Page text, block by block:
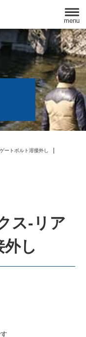
menu
ートボルト溶接外し
ス-リア
し